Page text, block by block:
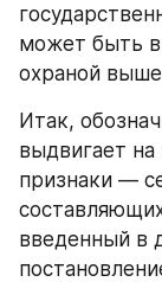
может быть
охраной
Итак,
выдвигает
признаки —
введенный в